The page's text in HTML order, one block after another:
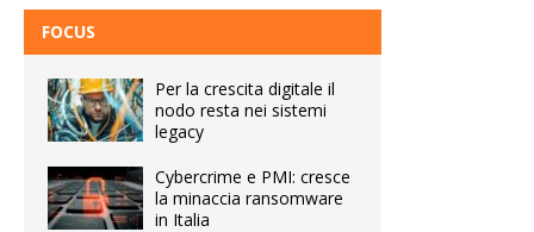
FOCUS
Per la crescita digitale il
nodo resta nei sistemi
legacy
Cybercrime e PMI: cresce
la minaccia ransomware
in Italia